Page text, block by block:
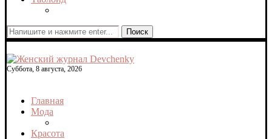
Поиск
Суббота, 8 августа, 2026
Главная
Мода
Красота